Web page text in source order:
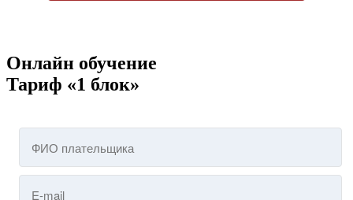
Онлайн обучение
Тариф «1 блок»